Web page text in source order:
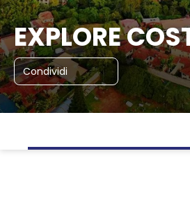
EXPLORE
Condividi